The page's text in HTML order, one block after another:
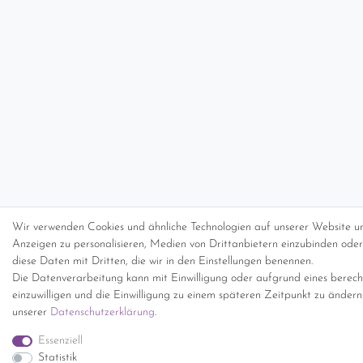
Wir verwenden Cookies und ähnliche Technologien auf unserer Website
Anzeigen zu personalisieren, Medien von Drittanbietern einzubinden
diese Daten mit Dritten, die wir in den Einstellungen benennen.
Die Datenverarbeitung kann mit Einwilligung oder aufgrund eines
einzuwilligen und die Einwilligung zu einem späteren Zeitpunkt zu
unserer Daten­schutz­erklärung.
Essenziell
Statistik